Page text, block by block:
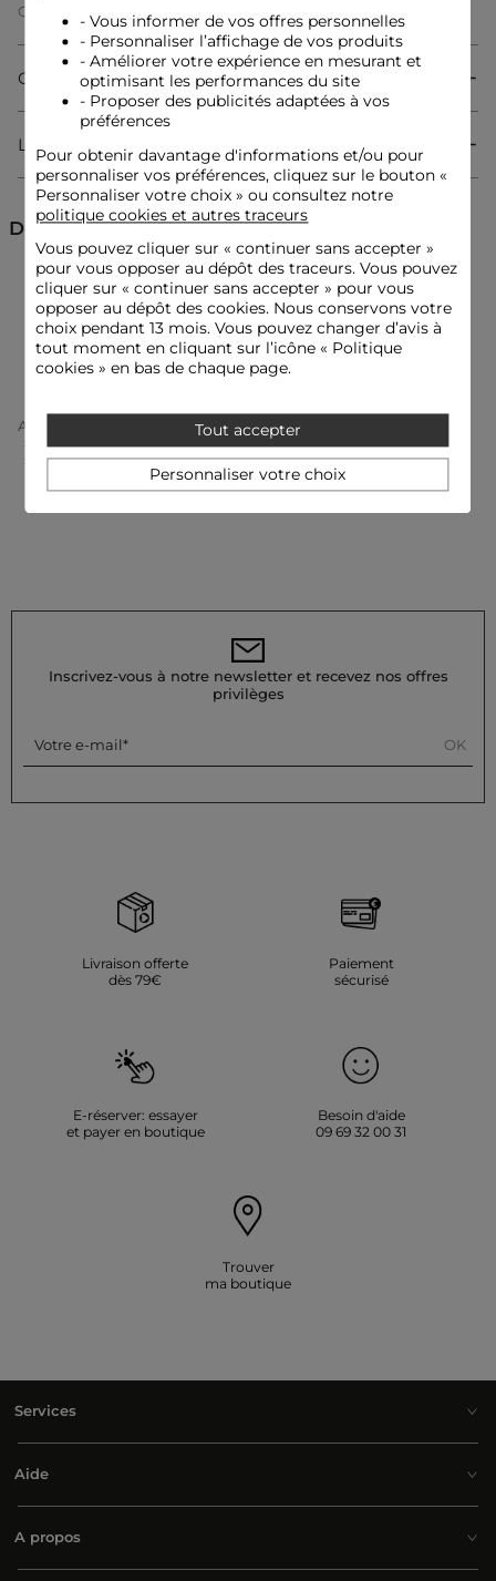
Ce pantalon à coupe large incarne une allure moderne et
fluide, idéale pour sublimer toutes les morphologies. Sa taille
haute structure la silhouette avec élégance, apportant un
maintien raffiné. L'imprimé audacieux ajoute une touche
tendance et affirmée qui ne passe pas inaperçue. Une pièce
forte du dressing féminin au caractère résolument mode.
Pantalon
Coupe large
Imprimé
Taille haute
Idées look
Le pantalon peut être associé à un top ajusté et des sandales
fines pour une allure féminine et lumineuse.
sac porté épaule, créant une silhouette audacieuse et
affirmée.
Conseil entretien
fortement déconseillée. Ne le mettez pas au sèche-linge, cela
Référence : 32536311057350900 261-PELIF.F
Pantalons évasés femme
Composition & Entretien
Livraison & Retour
Découvrez aussi
Pantalons évasés Pantalons
Pantalon taille haute
Accueil Vêtements Femme
Pantalons Femme
Pantalons Évasés Femme
Pantalon Large Taille Haute Multicolore Femme
Inscrivez-vous à notre newsletter et recevez nos offres
privilèges
Votre e-mail OK
Livraison offerte
dès 79€
Paiement
sécurisé
E-réserver: essayer
et payer en boutique
Besoin d'aide
09 69 32 00 31
Trouver
ma boutique
Services
Aide
A propos
- Vous informer de vos offres personnelles
- Personnaliser l’affichage de vos produits
- Améliorer votre expérience en mesurant et
optimisant les performances du site
- Proposer des publicités adaptées à vos
préférences
Pour obtenir davantage d'informations et/ou pour
personnaliser vos préférences, cliquez sur le bouton «
Personnaliser votre choix » ou consultez notre
politique cookies et autres traceurs
Vous pouvez cliquer sur « continuer sans accepter»
pour vous opposer au dépôt des traceurs. Vous pouvez
cliquer sur « continuer sans accepter » pour vous
opposer au dépôt des cookies. Nous conservons votre
choix pendant 13 mois. Vous pouvez changer d’avis à
tout moment en cliquant sur l’icône « Politique
cookies » en bas de chaque page.
Tout accepter
Personnaliser votre choix